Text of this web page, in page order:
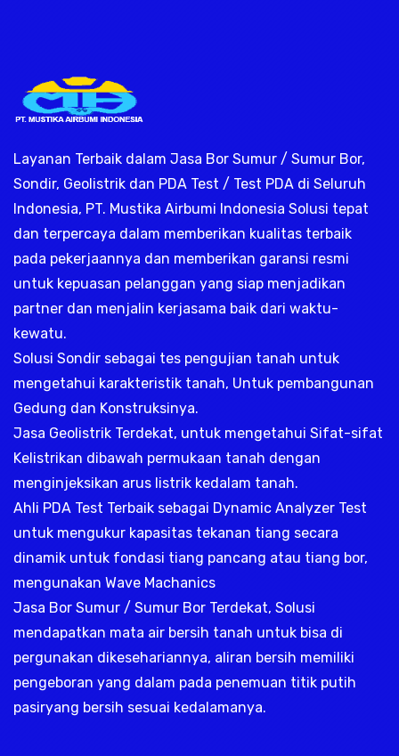
Layanan Terbaik dalam Jasa Bor Sumur / Sumur Bor,
Sondir, Geolistrik dan PDA Test / Test PDA di Seluruh
Indonesia, PT. Mustika Airbumi Indonesia Solusi tepat
dan terpercaya dalam memberikan kualitas terbaik
pada pekerjaannya dan memberikan garansi resmi
untuk kepuasan pelanggan yang siap menjadikan
partner dan menjalin kerjasama baik dari waktu-
kewatu.
Solusi Sondir sebagai tes pengujian tanah untuk
mengetahui karakteristik tanah, Untuk pembangunan
Gedung dan Konstruksinya.
Jasa Geolistrik Terdekat, untuk mengetahui Sifat-sifat
Kelistrikan dibawah permukaan tanah dengan
menginjeksikan arus listrik kedalam tanah.
Ahli PDA Test Terbaik sebagai Dynamic Analyzer Test
untuk mengukur kapasitas tekanan tiang secara
dinamik untuk fondasi tiang pancang atau tiang bor,
mengunakan Wave Machanics
Jasa Bor Sumur / Sumur Bor Terdekat, Solusi
mendapatkan mata air bersih tanah untuk bisa di
pergunakan dikesehariannya, aliran bersih memiliki
pengeboran yang dalam pada penemuan titik putih
pasiryang bersih sesuai kedalamanya.